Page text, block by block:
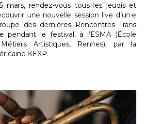
mars, rendez-vous tous les jeudis et
une nouvelle session live d’un·e
des dernières Rencontres Trans
pendant le festival, à l’ESMA (École
Artistiques, Rennes), par la
KEXP.